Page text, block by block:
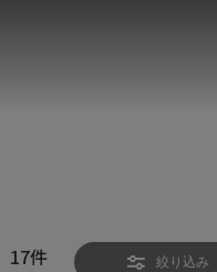
17件 絞り込み